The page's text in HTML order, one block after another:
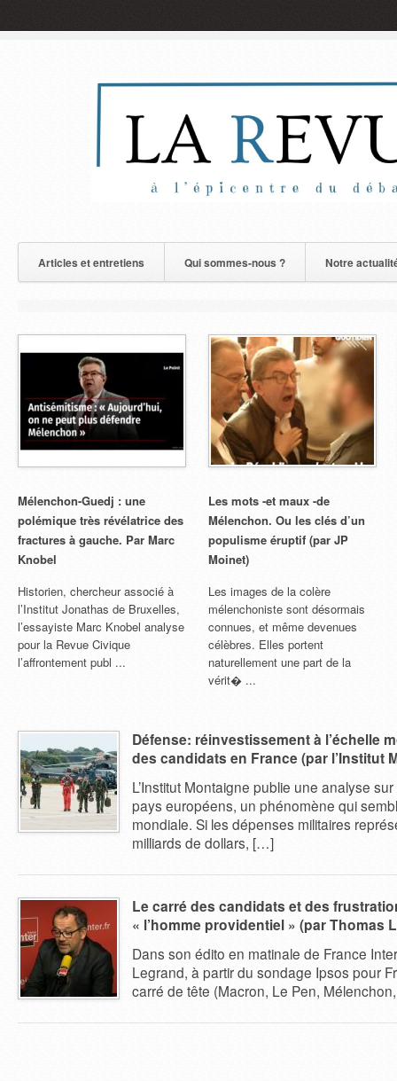
Articles et entretiens Qui sommes-nous ? Notre
Mélenchon-Guedj : une
polémique très révélatrice des
fractures à gauche. Par Marc
Knobel
Historien, chercheur associé à
l’Institut Jonathas de Bruxelles,
l’essayiste Marc Knobel analyse
pour la Revue Civique
l’affrontement publ ...
Les mots -et maux -de
Mélenchon. Ou les clés d’un
populisme éruptif (par JP
Moinet)
Les images de la colère
mélenchoniste sont désormais
connues, et même devenues
célèbres. Elles portent
naturellement une part de la
vérit� ...
Défense: réinvestissement à l’échelle
des candidats en France (par l’Institut
L’Institut Montaigne publie une analyse
pays européens, un phénomène qui
mondiale. Si les dépenses militaires
milliards de dollars, […]
Le carré des candidats et des
« l’homme providentiel » (par Thomas
Dans son édito en matinale de France
Legrand, à partir du sondage Ipsos pour
carré de tête (Macron, Le Pen,